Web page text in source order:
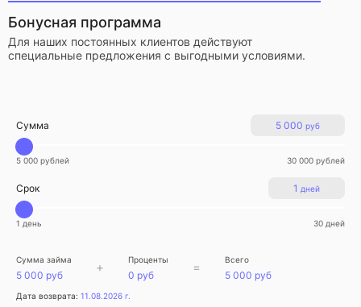
Бонусная программа
Для наших постоянных клиентов действуют
специальные предложения с выгодными условиями.
5 000 руб
Сумма
5 000 рублей 30 000 рублей
1 дней
Срок
1 день 30 дней
Сумма займа
5 000 руб
+ Проценты
0 руб
= Всего
5 000 руб
Дата возврата: 11.08.2026 г.